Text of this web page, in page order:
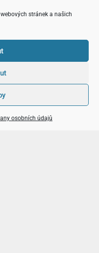
stránek a našich
osobních údajů